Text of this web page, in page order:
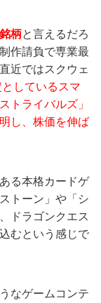
柄と言えるだろ
作請負で専業最
近ではスクウェ
しているスマ
トライバルズ」
し、株価を伸ば
る本格カードゲ
トーン」や「シ
ドラゴンクエス
むという感じで
なゲームコンテ